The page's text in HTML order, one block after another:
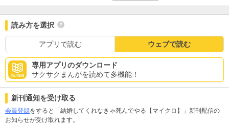
読み方を選択
アプリで読む ウェブで読む
専用アプリのダウンロード
サクサクまんがを読めて多機能！
新刊通知を受け取る
会員登録をすると「結婚してくれなきゃ死んでやる【マイクロ】」新刊配信の
お知らせが受け取れます。